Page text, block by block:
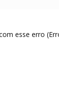
esse erro